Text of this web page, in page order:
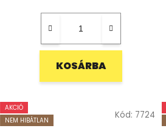
KOSÁRBA
AKCIÓ
NEM HIBÁTLAN
Kód: 7724